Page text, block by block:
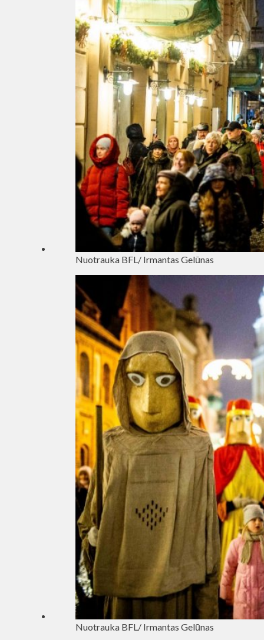
Nuotrauka BFL/ Irmantas Gelūnas
Nuotrauka BFL/ Irmantas Gelūnas